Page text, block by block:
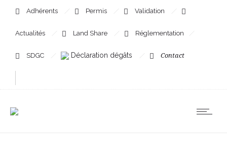
Adhérents Permis Validation
Actualités Land Share Réglementation
SDGC Déclaration dégâts Contact